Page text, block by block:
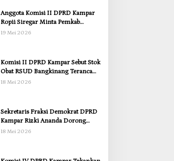
Anggota Komisi II DPRD Kampar
Ropii Siregar Minta Pemkab
Bergerak Cepat Atasi Ancaman
19 Mei 2026
Komisi II DPRD Kampar Sebut Stok
Obat RSUD Bangkinang Terancam
Habis Juli 2026
18 Mei 2026
Sekretaris Fraksi Demokrat DPRD
Kampar Rizki Ananda Dorong
Pemulihan Lingkungan dan
18 Mei 2026